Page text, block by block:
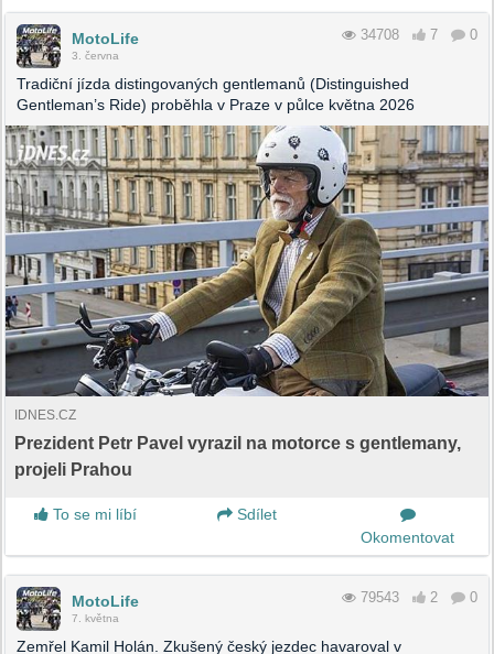
MotoLife
3. června
34708 7 0
Tradiční jízda distingovaných gentlemanů (Distinguished
Gentleman’s Ride) proběhla v Praze v půlce května 2026
IDNES.CZ
Prezident Petr Pavel vyrazil na motorce s gentlemany,
projeli Prahou
To se mi líbí
Sdílet
Okomentovat
MotoLife
7. května
79543 2 0
Zemřel Kamil Holán. Zkušený český jezdec havaroval v